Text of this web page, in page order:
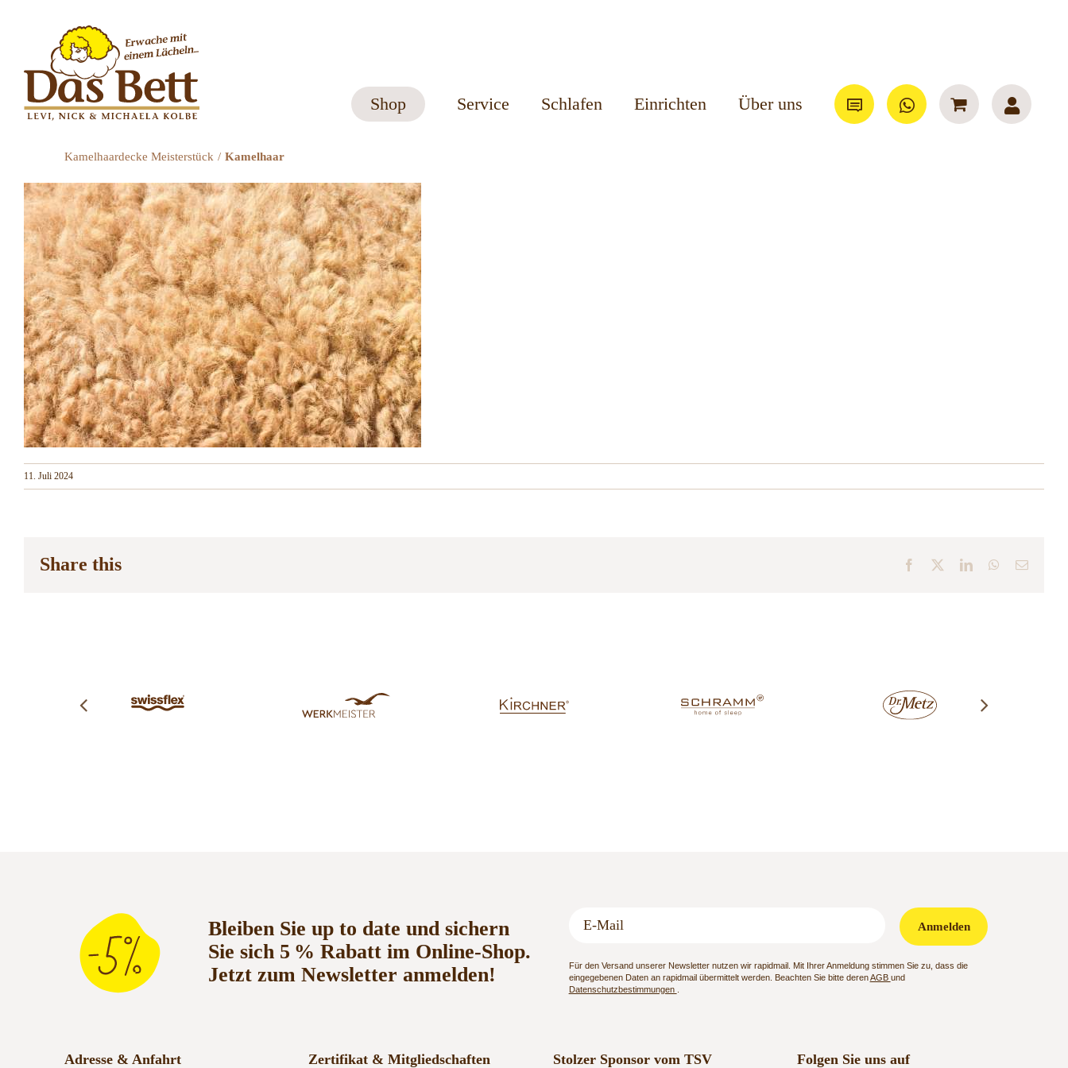
Shop Service Schlafen Einrichten Über uns
Kamelhaardecke Meisterstück Kamelhaar
11. Juli 2024
Share this Facebook LinkedInWhatsApp
E-
Bleiben Sie up to date und sichern
Sie sich 5 % Rabatt im Online-Shop.
Jetzt zum Newsletter anmelden!
Anmelden
Für den Versand unserer Newsletter nutzen wir rapidmail. Mit Ihrer Anmeldung stimmen Sie zu, dass die
eingegebenen Daten an rapidmail übermittelt werden. Beachten Sie bitte derenAGB und
Datenschutzbestimmungen
Adresse & Anfahrt Zertifikat & Mitgliedschaften
Stolzer Sponsor vom TSV
Folgen Sie uns auf